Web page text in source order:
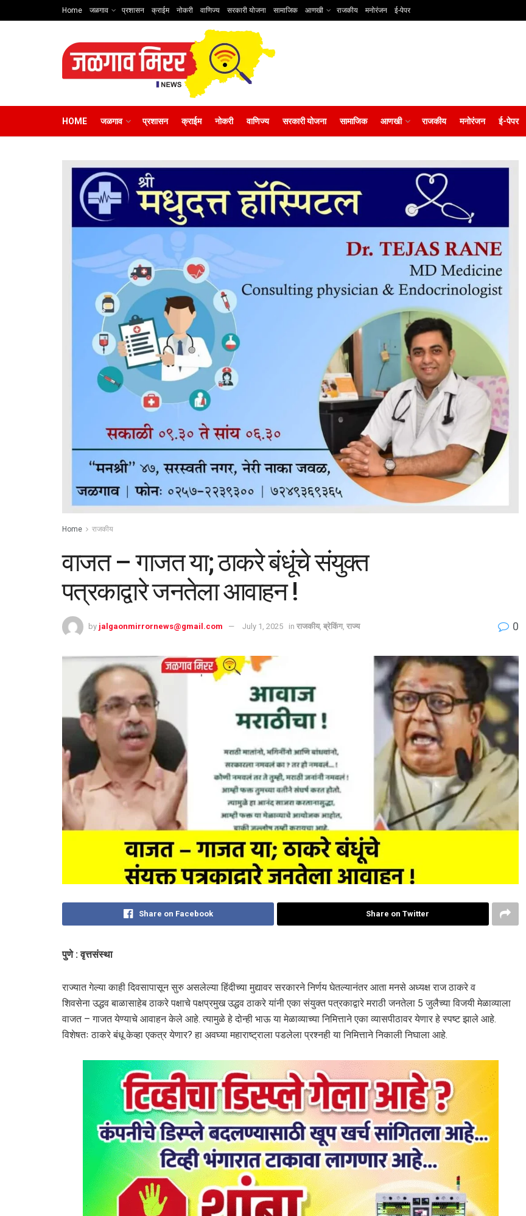
Home जळगाव प्रशासन क्राईम नोकरी वाणिज्य सरकारी योजना सामाजिक आणखी राजकीय मनोरंजन ई-पेपर
HOME जळगाव प्रशासन क्राईम नोकरी वाणिज्य सरकारी योजना सामाजिक आणखी राजकीय मनोरंजन ई-पेपर
Home राजकीय
वाजत – गाजत या; ठाकरे बंधूंचे संयुक्त
पत्रकाद्वारे जनतेला आवाहन !
by jalgaonmirrornews@gmail.com July 1, 2025 in राजकीय, ब्रेकिंग, राज्य 0
Share on Facebook Share on Twitter
पुणे : वृत्तसंस्था
राज्यात गेल्या काही दिवसापासून सुरु असलेल्या हिंदीच्या मुद्यावर सरकारने निर्णय घेतल्यानंतर आता मनसे अध्यक्ष राज ठाकरे व
शिवसेना उद्धव बाळासाहेब ठाकरे पक्षाचे पक्षप्रमुख उद्धव ठाकरे यांनी एका संयुक्त पत्रकाद्वारे मराठी जनतेला 5 जुलैच्या विजयी मेळाव्याला
वाजत – गाजत येण्याचे आवाहन केले आहे. त्यामुळे हे दोन्ही भाऊ या मेळाव्याच्या निमित्ताने एका व्यासपीठावर येणार हे स्पष्ट झाले आहे.
विशेषतः ठाकरे बंधू केव्हा एकत्र येणार? हा अवघ्या महाराष्ट्राला पडलेला प्रश्नही या निमित्ताने निकाली निघाला आहे.